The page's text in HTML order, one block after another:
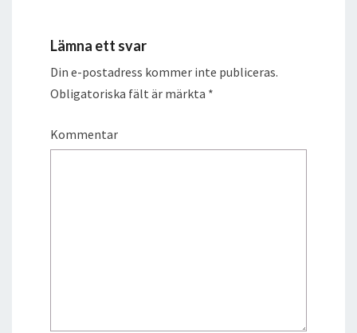
Lämna ett svar
Din e-postadress kommer inte publiceras.
Obligatoriska fält är märkta *
Kommentar